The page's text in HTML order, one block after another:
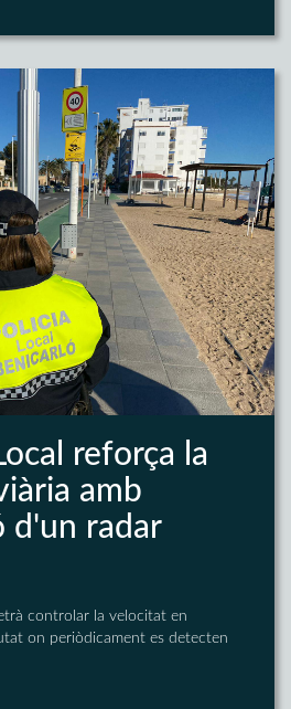
reforça la
amb
d'un radar
controlar la velocitat en
on periòdicament es detecten